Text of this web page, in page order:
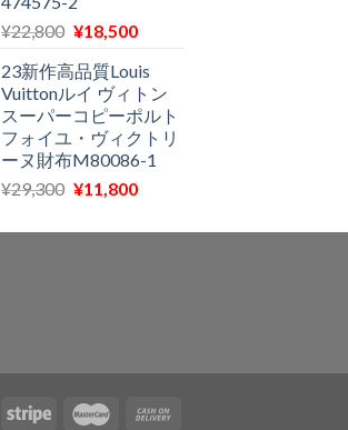
で
し
た。
で
¥22,800 元
価
格
は
¥22,800
で
し
¥18,500現
の
価
格
は
¥18,500
で
23新作高品質Louis
Vuittonルイ ヴィトン
スーパーコピーポルト
フォイユ・ヴィクトリ
ーヌ財布M80086-1
¥29,300 元
価
た。
¥11,800現
の
す。